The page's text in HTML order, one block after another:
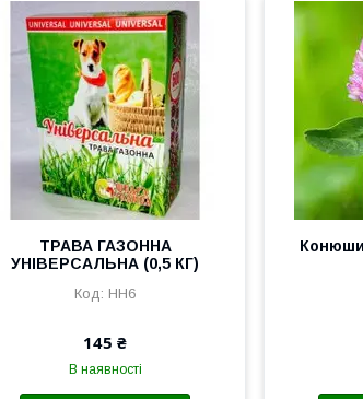
ТРАВА ГАЗОННА
УНІВЕРСАЛЬНА (0,5 КГ)
HH6
145 ₴
В наявності